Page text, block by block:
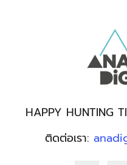
HAPPY HUNTING
ติดต่อเรา: